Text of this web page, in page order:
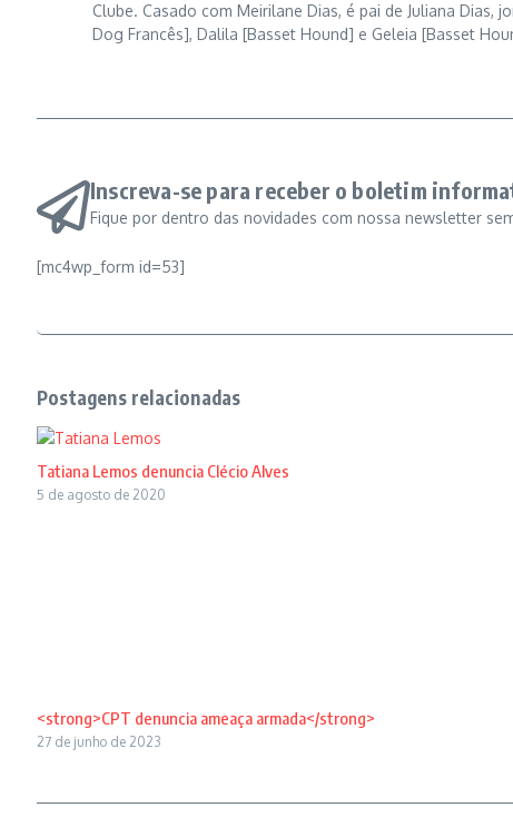
Clube. Casado com Meirilane Dias, é pai de Juliana
Dog Francês], Dalila [Basset Hound] e Geleia [Basset
Inscreva-se para receber o boletim
Fique por dentro das novidades com nossa newsletter
[mc4wp_form id=53]
Postagens relacionadas
Tatiana Lemos denuncia Clécio Alves
5 de agosto de 2020
<strong>CPT denuncia ameaça armada</strong>
27 de junho de 2023